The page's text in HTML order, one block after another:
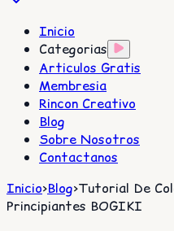
Inicio
Categorias
Articulos Gratis
Membresia
Rincon Creativo
Blog
Sobre Nosotros
Contactanos
Inicio>Blog>Tutorial De
Principiantes BOGIKI